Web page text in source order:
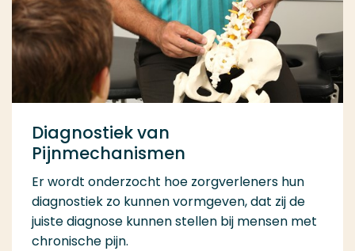
Diagnostiek van
Pijnmechanismen
Er wordt onderzocht hoe zorgverleners hun
diagnostiek zo kunnen vormgeven, dat zij de
juiste diagnose kunnen stellen bij mensen met
chronische pijn.